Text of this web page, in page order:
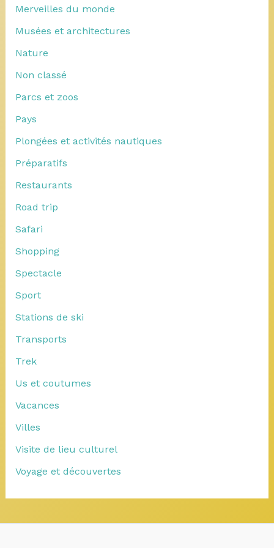
Merveilles du monde
Musées et architectures
Nature
Non classé
Parcs et zoos
Pays
Plongées et activités nautiques
Préparatifs
Restaurants
Road trip
Safari
Shopping
Spectacle
Sport
Stations de ski
Transports
Trek
Us et coutumes
Vacances
Villes
Visite de lieu culturel
Voyage et découvertes